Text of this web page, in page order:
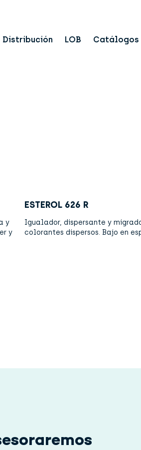
Distribución LOB Catálogos
y
y
ESTEROL 626 R
Igualador, dispersante y
colorantes dispersos. Bajo en